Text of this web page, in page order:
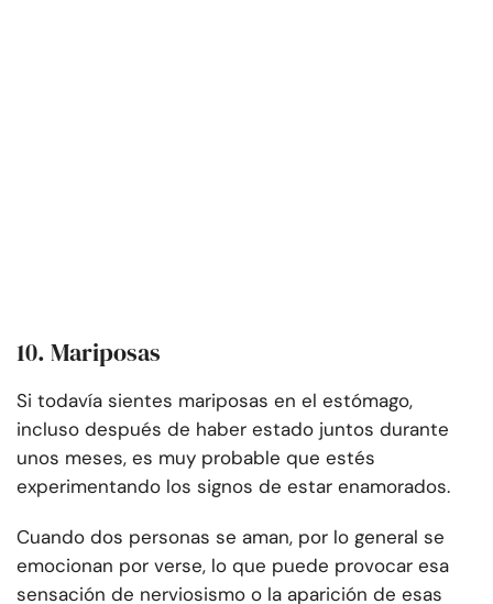
10. Mariposas
Si todavía sientes mariposas en el estómago,
incluso después de haber estado juntos durante
unos meses, es muy probable que estés
experimentando los signos de estar enamorados.
Cuando dos personas se aman, por lo general se
emocionan por verse, lo que puede provocar esa
sensación de nerviosismo o la aparición de esas